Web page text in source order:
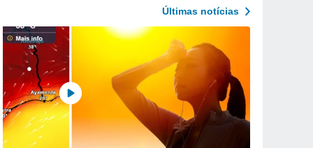
Últimas notícias